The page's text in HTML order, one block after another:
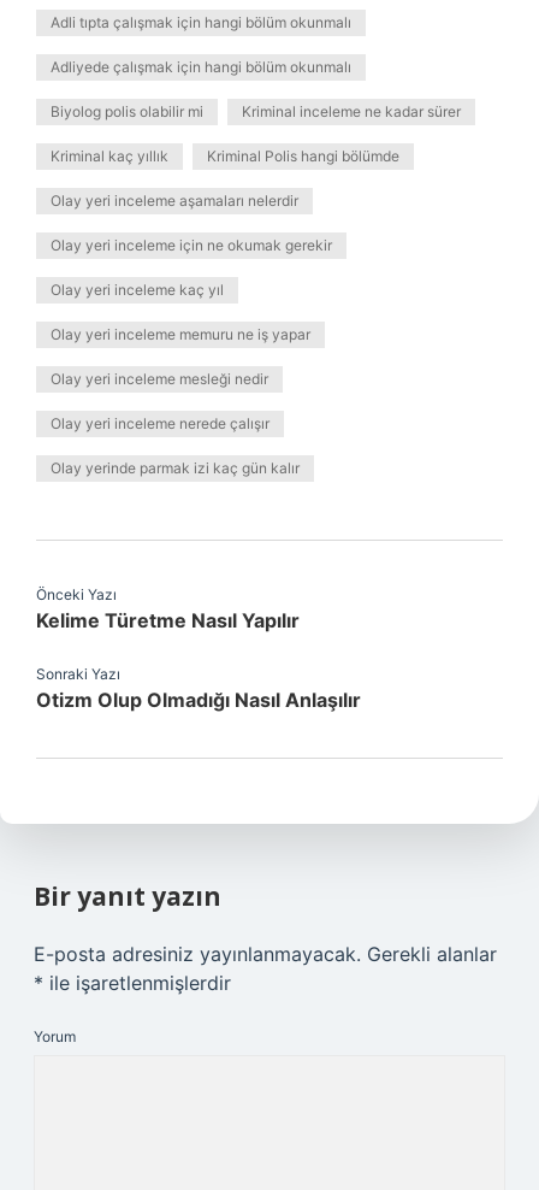
Adli tıpta çalışmak için hangi bölüm okunmalı
Adliyede çalışmak için hangi bölüm okunmalı
Biyolog polis olabilir mi Kriminal inceleme ne kadar sürer
Kriminal kaç yıllık Kriminal Polis hangi bölümde
Olay yeri inceleme aşamaları nelerdir
Olay yeri inceleme için ne okumak gerekir
Olay yeri inceleme kaç yıl
Olay yeri inceleme memuru ne iş yapar
Olay yeri inceleme mesleği nedir
Olay yeri inceleme nerede çalışır
Olay yerinde parmak izi kaç gün kalır
Önceki Yazı
Kelime Türetme Nasıl Yapılır
Sonraki Yazı
Otizm Olup Olmadığı Nasıl Anlaşılır
Bir yanıt yazın
E-posta adresiniz yayınlanmayacak. Gerekli alanlar
* ile işaretlenmişlerdir
Yorum